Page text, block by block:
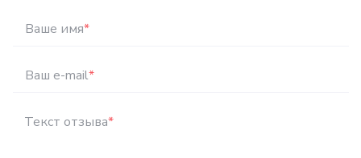
Ваше имя*
Ваш e-mail*
Текст отзыва*